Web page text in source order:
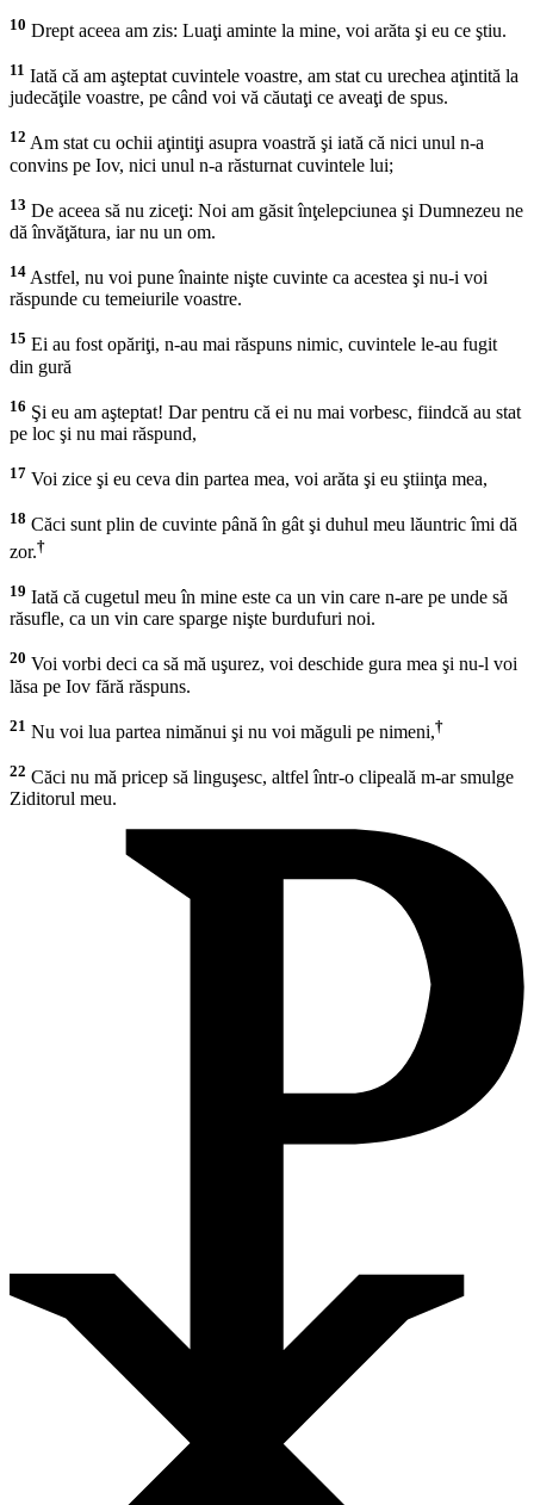
10 Drept aceea am zis: Luaţi aminte la mine, voi arăta şi eu ce ştiu.
11 Iată că am aşteptat cuvintele voastre, am stat cu urechea aţintită la
judecăţile voastre, pe când voi vă căutaţi ce aveaţi de spus.
12 Am stat cu ochii aţintiţi asupra voastră şi iată că nici unul n-a
convins pe Iov, nici unul n-a răsturnat cuvintele lui;
13 De aceea să nu ziceţi: Noi am găsit înţelepciunea şi Dumnezeu ne
dă învăţătura, iar nu un om.
14 Astfel, nu voi pune înainte nişte cuvinte ca acestea şi nu-i voi
răspunde cu temeiurile voastre.
15 Ei au fost opăriţi, n-au mai răspuns nimic, cuvintele le-au fugit
din gură
16 Şi eu am aşteptat! Dar pentru că ei nu mai vorbesc, fiindcă au stat
pe loc şi nu mai răspund,
17 Voi zice şi eu ceva din partea mea, voi arăta şi eu ştiinţa mea,
18 Căci sunt plin de cuvinte până în gât şi duhul meu lăuntric îmi dă
zor.†
19 Iată că cugetul meu în mine este ca un vin care n-are pe unde să
răsufle, ca un vin care sparge nişte burdufuri noi.
20 Voi vorbi deci ca să mă uşurez, voi deschide gura mea şi nu-l voi
lăsa pe Iov fără răspuns.
21 Nu voi lua partea nimănui şi nu voi măguli pe nimeni,†
22 Căci nu mă pricep să linguşesc, altfel într-o clipeală m-ar smulge
Ziditorul meu.